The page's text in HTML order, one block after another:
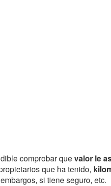
comprobar quevalor le
que ha tenido,
si tiene seguro, etc.